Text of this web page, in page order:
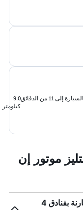
إلى 11 من الدقائق
9.0
كيلومتر
موتور إن
هل الأسعار في بنتليز موتور إن قابلة للمقارنة بفنادق 4